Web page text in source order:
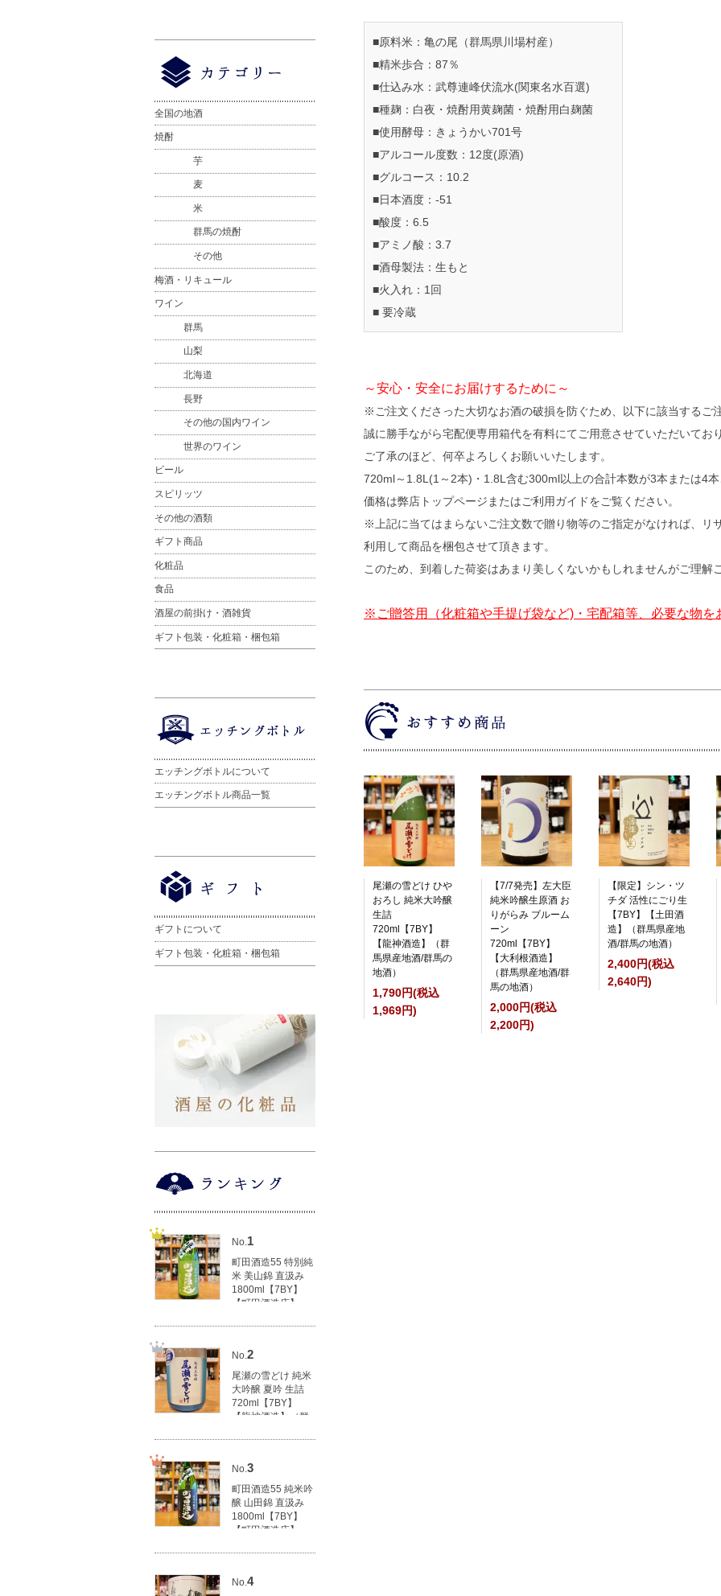
■原料米：亀の尾（群馬県川場村産）
■精米歩合：87％
■仕込み水：武尊連峰伏流水(関東名水百選)
■種麹：白夜・焼酎用黄麹菌・焼酎用白麹菌
■使用酵母：きょうかい701号
■アルコール度数：12度(原酒)
■グルコース：10.2
■日本酒度：-51
■酸度：6.5
■アミノ酸：3.7
■酒母製法：生もと
■火入れ：1回
■ 要冷蔵
～安心・安全にお届けするために～
※ご注文くださった大切なお酒の破損を防ぐため、以下に該当するご
誠に勝手ながら宅配便専用箱代を有料にてご用意させていただいており
ご了承のほど、何卒よろしくお願いいたします。
720ml～1.8L(1～2本)・1.8L含む300ml以上の合計本数が3本または4本
価格は弊店トップページまたはご利用ガイドをご覧ください。
※上記に当てはまらないご注文数で贈り物等のご指定がなければ、リ
利用して商品を梱包させて頂きます。
このため、到着した荷姿はあまり美しくないかもしれませんがご理解
※ご贈答用（化粧箱や手提げ袋など)・宅配箱等、必要な物を
尾瀬の雪どけ ひや
おろし 純米大吟醸
生詰
720ml【7BY】
【龍神酒造】（群
馬県産地酒/群馬の
地酒）
1,790円(税込
1,969円)
【7/7発売】左大臣
純米吟醸生原酒 お
りがらみ ブルーム
ーン
720ml【7BY】
【大利根酒造】
（群馬県産地酒/群
馬の地酒）
2,000円(税込
2,200円)
【限定】シン・ツ
チダ 活性にごり生
【7BY】【土田酒
造】（群馬県産地
酒/群馬の地酒）
2,400円(税込
2,640円)
全国の地酒
焼酎
芋
麦
米
群馬の焼酎
その他
梅酒・リキュール
ワイン
群馬
山梨
北海道
長野
その他の国内ワイン
世界のワイン
ビール
スピリッツ
その他の酒類
ギフト商品
化粧品
食品
酒屋の前掛け・酒雑貨
ギフト包装・化粧箱・梱包箱
エッチングボトルについて
エッチングボトル商品一覧
ギフトについて
ギフト包装・化粧箱・梱包箱
No.1
町田酒造55 特別純
米 美山錦 直汲み
1800ml【7BY】
【町田酒造店】
円)
No.2
尾瀬の雪どけ 純米
大吟醸 夏吟 生詰
720ml【7BY】
【龍神酒造】（群
円)
No.3
町田酒造55 純米吟
醸 山田錦 直汲み
1800ml【7BY】
【町田酒造店】
円)
No.4